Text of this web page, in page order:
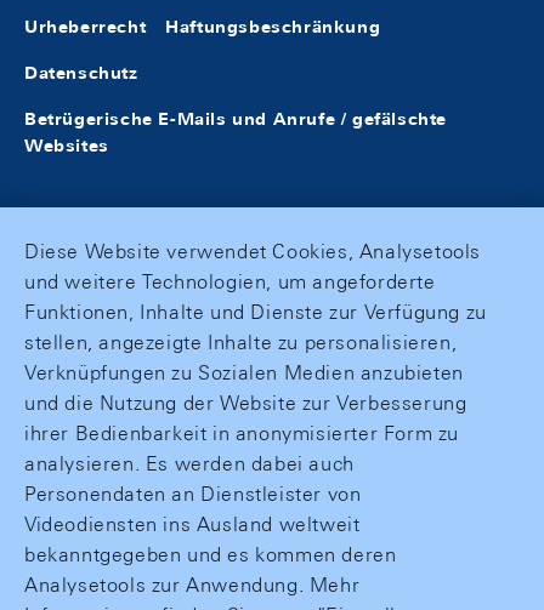
Urheberrecht Haftungsbeschränkung
Datenschutz
Betrügerische E-Mails und Anrufe / gefälschte
Websites
Diese Website verwendet Cookies, Analysetools
und weitere Technologien, um angeforderte
Funktionen, Inhalte und Dienste zur Verfügung zu
stellen, angezeigte Inhalte zu personalisieren,
Verknüpfungen zu Sozialen Medien anzubieten
und die Nutzung der Website zur Verbesserung
ihrer Bedienbarkeit in anonymisierter Form zu
analysieren. Es werden dabei auch
Personendaten an Dienstleister von
Videodiensten ins Ausland weltweit
bekanntgegeben und es kommen deren
Analysetools zur Anwendung. Mehr